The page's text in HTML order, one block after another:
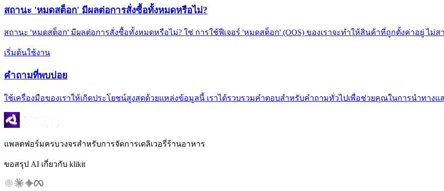
สถานะ 'หมดสต็อก' มีผลต่อการสั่งซื้อทั้งหมดหรือไม่?
สถานะ 'หมดสต็อก' มีผลต่อการสั่งซื้อทั้งหมดหรือไม่? ใช่ การใช้ฟีเจอร์ 'หมดสต็อก' (OOS) ของเราจะทำให้สินค้าที่ถูกตั้งค่าอยู่ ไม่ส
เริ่มต้นใช้งาน
คำถามที่พบบ่อย
ใช้เครื่องมือของเราให้เกิดประโยชน์สูงสุดด้วยแหล่งข้อมูลนี้ เราได้รวบรวมคำตอบสำหรับคำถามทั่วไปเพื่อช่วยคุณในการนำทา
แพลตฟอร์มครบวงจรสำหรับการจัดการเดลิเวอรี่ร้านอาหาร
ขอสรุป AI เกี่ยวกับ klikit